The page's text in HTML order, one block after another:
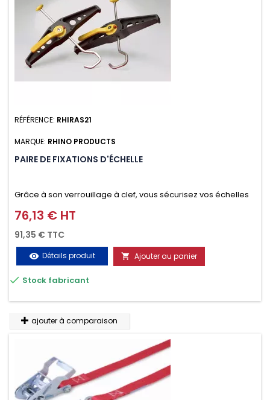
RÉFÉRENCE: RHIRAS21
MARQUE: RHINO PRODUCTS
PAIRE DE FIXATIONS D'ÉCHELLE
Grâce à son verrouillage à clef, vous sécurisez vos échelles
d'un seul geste aussi bien contre le vol que pendant le
transport. Référence vendue par paire.
Prix
76,13 € HT
91,35 € TTC
visibility Détails produit  Ajouter au panier
 Stock fabricant
ajouter à comparaison